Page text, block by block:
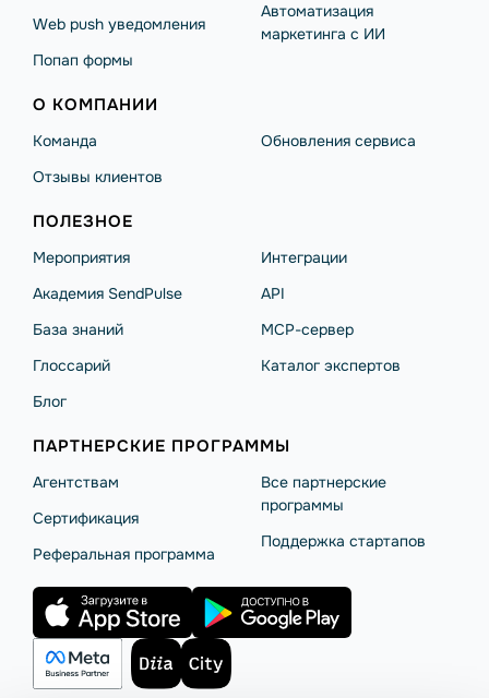
Web push уведомления
Попап формы
Автоматизация
маркетинга с ИИ
О КОМПАНИИ
Команда
Отзывы клиентов
Обновления сервиса
ПОЛЕЗНОЕ
Мероприятия
Академия SendPulse
База знаний
Глоссарий
Блог
Интеграции
API
MCP-сервер
Каталог экспертов
ПАРТНЕРСКИЕ ПРОГРАММЫ
Агентствам
Сертификация
Реферальная программа
Все партнерские
программы
Поддержка стартапов